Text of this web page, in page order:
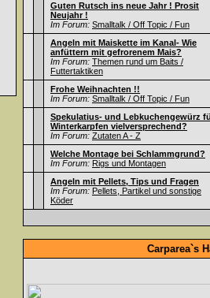
Guten Rutsch ins neue Jahr ! Prosit
Neujahr !
Im Forum: Smalltalk / Off Topic / Fun
Angeln mit Maiskette im Kanal- Wie
anfüttern mit gefrorenem Mais?
Im Forum: Themen rund um Baits /
Futtertaktiken
Frohe Weihnachten !!
Im Forum: Smalltalk / Off Topic / Fun
Spekulatius- und Lebkuchengewürz
Winterkarpfen vielversprechend?
Im Forum: Zutaten A - Z
Welche Montage bei Schlammgrund?
Im Forum: Rigs und Montagen
Angeln mit Pellets, Tips und Fragen
Im Forum: Pellets, Partikel und sonstige
Köder
Carparea`s